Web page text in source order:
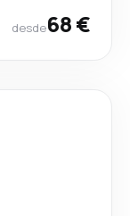
desde68 €